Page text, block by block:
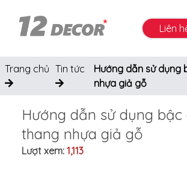
Liên
Trang chủ Tin tức
Hướng dẫn sử dụng
nhựa giả gỗ
Hướng dẫn sử dụng bậc
thang nhựa giả gỗ
Lượt xem: 1,113